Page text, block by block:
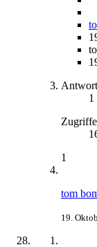
1
Zugriffe
1
tom
19.